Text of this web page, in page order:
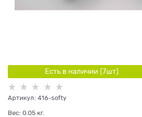
Есть в наличии (7шт)
Артикул: 416-softy
Вес: 0.05 кг.